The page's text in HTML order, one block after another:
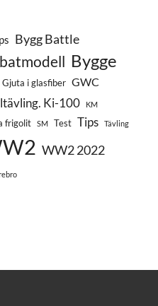
Bygg Battle
Bygge
Gjuta i glasfiber GWC
Ki-100 KM
frigolit SM Test Tips Tävling
WW2 2022